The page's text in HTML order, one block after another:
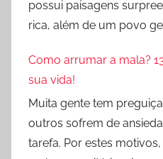
possui paisagens
rica, além de um povo
Como arrumar a mala?
sua vida!
Muita gente tem
outros sofrem de
tarefa. Por estes